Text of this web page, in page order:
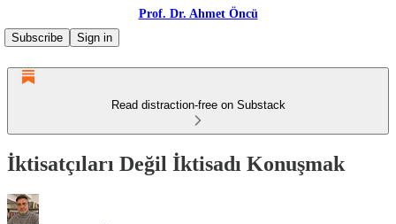
Prof. Dr. Ahmet Öncü
Subscribe
Sign in
Read distraction-free on Substack
İktisatçıları Değil İktisadı Konuşmak